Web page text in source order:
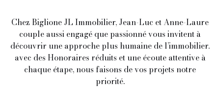
Chez Biglione JL Immobilier, Jean-Luc et Anne-Laure
couple aussi engagé que passionné vous invitent à
découvrir une approche plus humaine de l’immobilier.
avec des Honoraires réduits et une écoute attentive à
chaque étape, nous faisons de vos projets notre
priorité.